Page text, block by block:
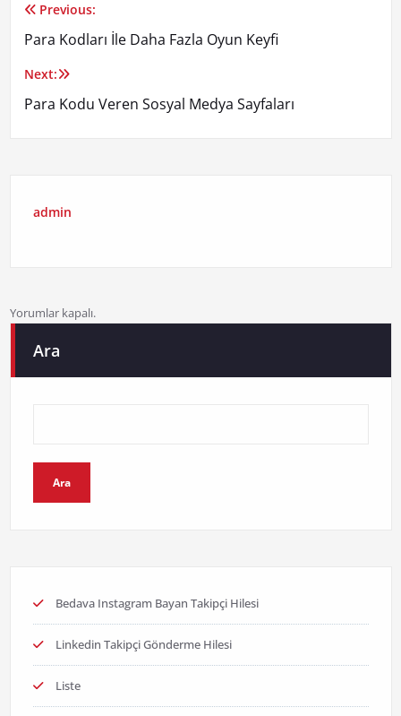
Yazı
gezinmesi
Previous:
Para Kodları İle Daha Fazla Oyun Keyfi
Next:
Para Kodu Veren Sosyal Medya Sayfaları
admin
Yorumlar kapalı.
Ara
Ara
Bedava Instagram Bayan Takipçi Hilesi
Linkedin Takipçi Gönderme Hilesi
Liste